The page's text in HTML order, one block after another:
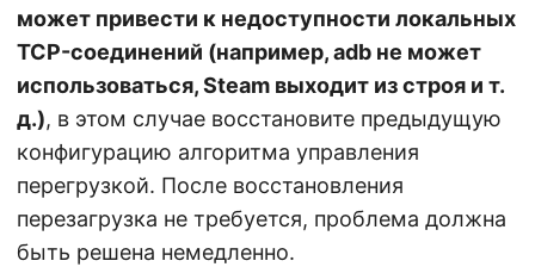
может привести к недоступности локальных
TCP-соединений (например, adb не может
использоваться, Steam выходит из строя и т.
д.), в этом случае восстановите предыдущую
конфигурацию алгоритма управления
перегрузкой. После восстановления
перезагрузка не требуется, проблема должна
быть решена немедленно.